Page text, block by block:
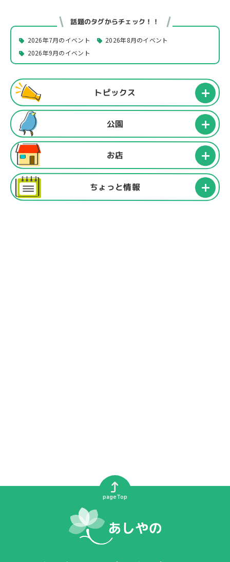
話題のタグからチェック！！
2026年7月のイベント
2026年8月のイベント
2026年9月のイベント
トピックス
公園
お店
ちょっと情報
pageTop